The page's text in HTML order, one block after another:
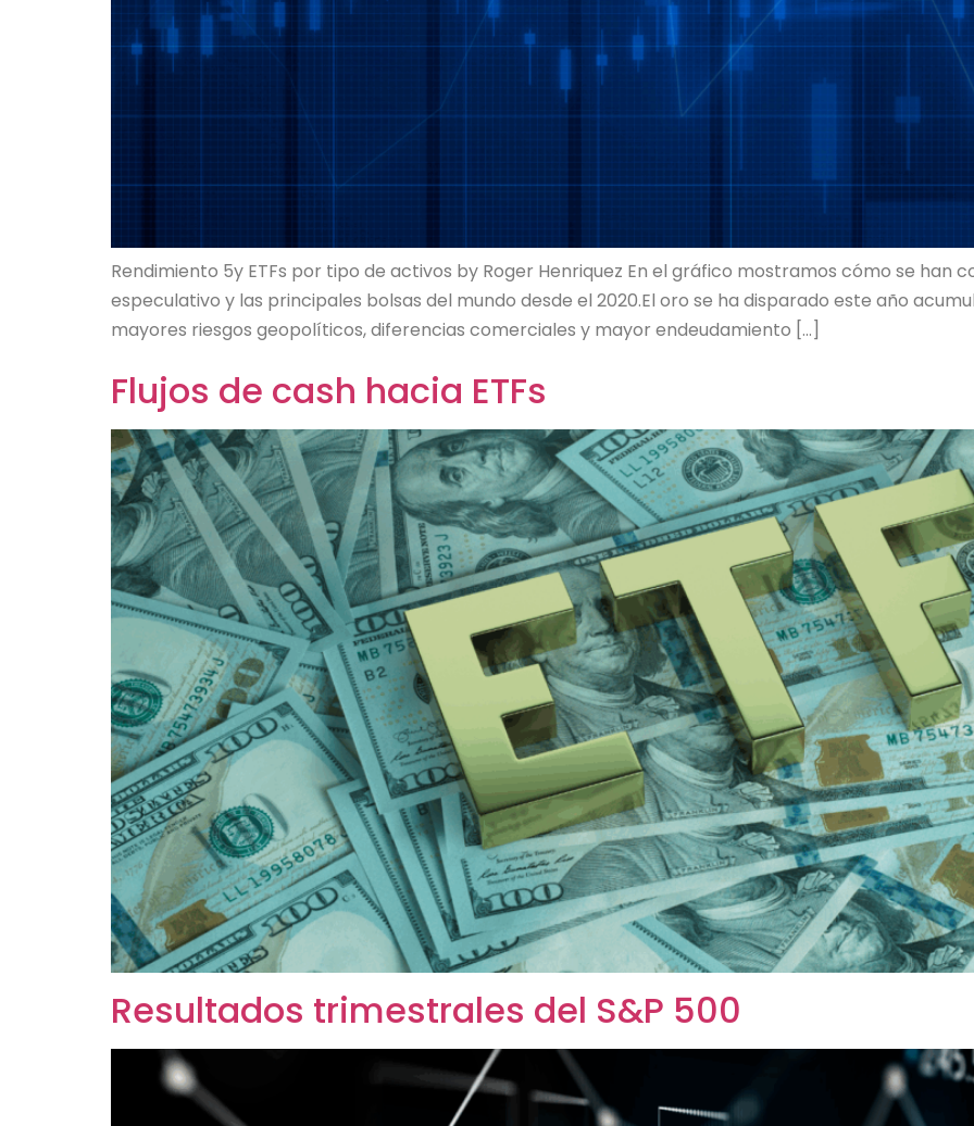
Rendimiento 5y ETFs por tipo de activos by Roger Henriquez En el gráfico mostramos cómo se han
especulativo y las principales bolsas del mundo desde el 2020.El oro se ha disparado este año
mayores riesgos geopolíticos, diferencias comerciales y mayor endeudamiento […]
Flujos de cash hacia ETFs
Resultados trimestrales del S&P 500